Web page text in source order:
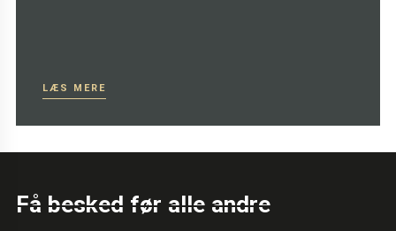
LÆS MERE
Få besked før alle andre